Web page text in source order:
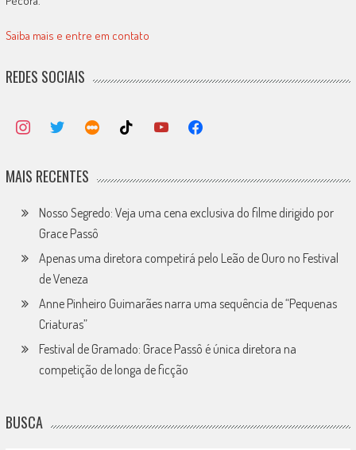
Saiba mais e entre em contato
REDES SOCIAIS
MAIS RECENTES
Nosso Segredo: Veja uma cena exclusiva do filme dirigido por
Grace Passô
Apenas uma diretora competirá pelo Leão de Ouro no Festival
de Veneza
Anne Pinheiro Guimarães narra uma sequência de “Pequenas
Criaturas”
Festival de Gramado: Grace Passô é única diretora na
competição de longa de ficção
BUSCA